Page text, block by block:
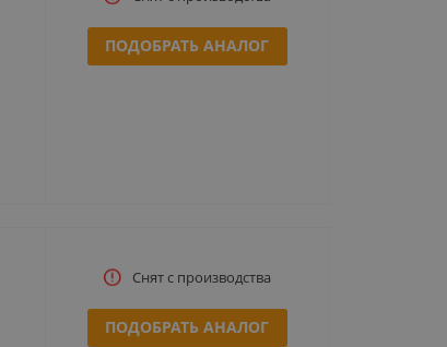
ПОДОБРАТЬ АНАЛОГ
Снят с производства
ПОДОБРАТЬ АНАЛОГ